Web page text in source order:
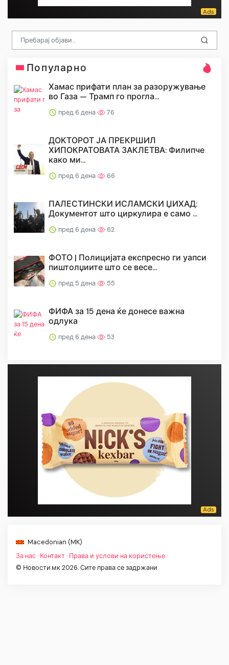
Популарно
Хамас прифати план за разоружување
во Газа — Трамп го прогла...
пред 6 дена 76
ДОКТОРОТ ЈА ПРЕКРШИЛ
ХИПОКРАТОВАТА ЗАКЛЕТВА: Филипче
како ми...
пред 6 дена 66
ПАЛЕСТИНСКИ ИСЛАМСКИ ЏИХАД:
Документот што циркулира е само ...
пред 6 дена 62
ФОТО | Полицијата експресно ги уапси
пиштолџиите што се весе...
пред 5 дена 55
ФИФА за 15 дена ќе донесе важна
одлука
пред 6 дена 53
Macedonian (MK)
За нас · Контакт · Права и услови на користење ·
© Новости.мк 2026. Сите права се задржани